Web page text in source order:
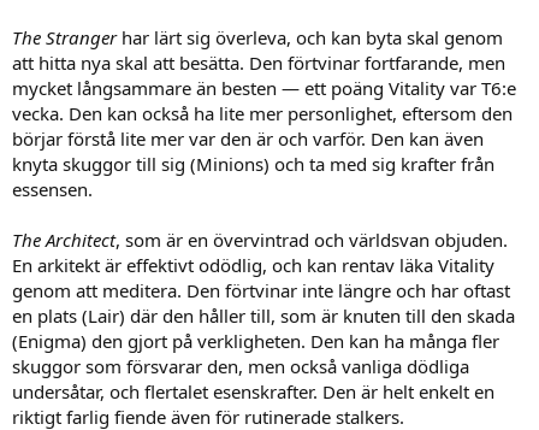
The Strangerhar lärt sig överleva, och kan byta skal genom
att hitta nya skal att besätta. Den förtvinar fortfarande, men
mycket långsammare än besten — ett poäng Vitality var T6:e
vecka. Den kan också ha lite mer personlighet, eftersom den
börjar förstå lite mer var den är och varför. Den kan även
knyta skuggor till sig (Minions) och ta med sig krafter från
essensen.
The Architect, som är en övervintrad och världsvan objuden.
En arkitekt är effektivt odödlig, och kan rentav läka Vitality
genom att meditera. Den förtvinar inte längre och har oftast
en plats (Lair) där den håller till, som är knuten till den skada
(Enigma) den gjort på verkligheten. Den kan ha många fler
skuggor som försvarar den, men också vanliga dödliga
undersåtar, och flertalet esenskrafter. Den är helt enkelt en
riktigt farlig fiende även för rutinerade stalkers.